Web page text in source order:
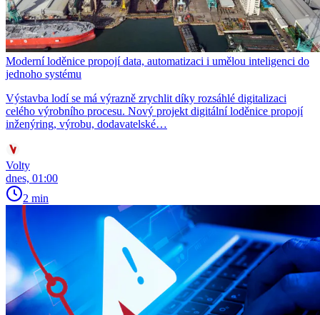
Moderní loděnice propojí data, automatizaci i umělou inteligenci do
jednoho systému
Výstavba lodí se má výrazně zrychlit díky rozsáhlé digitalizaci
celého výrobního procesu. Nový projekt digitální loděnice propojí
inženýring, výrobu, dodavatelské…
Volty
dnes, 01:00
2 min